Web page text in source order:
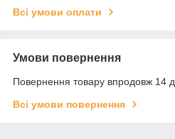
Всі умови оплати
Умови повернення
Повернення товару впродовж 14
Всі умови повернення